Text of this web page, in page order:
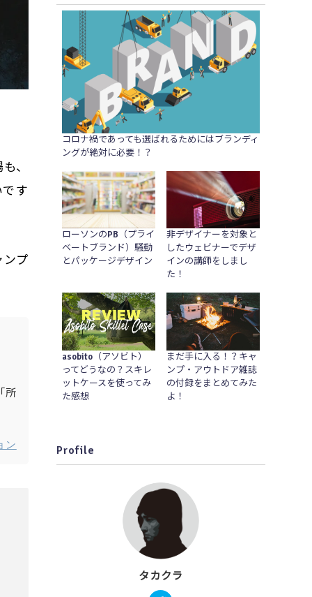
、
す
プ
所
ン
コロナ禍であっても選ばれるためにはブランディ
ングが絶対に必要！？
ローソンのPB（プライ
ベートブランド）騒動
とパッケージデザイン
非デザイナーを対象と
したウェビナーでデザ
インの講師をしまし
た！
asobito（アソビト）
ってどうなの？スキレ
ットケースを使ってみ
た感想
まだ手に入る！？キャ
ンプ・アウトドア雑誌
の付録をまとめてみた
よ！
Profile
タカクラ